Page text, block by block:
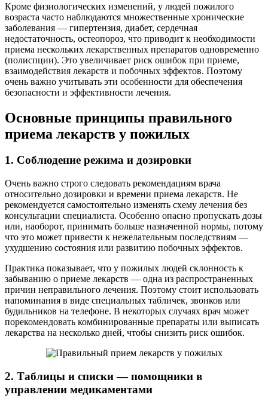
Кроме физиологических изменений, у людей пожилого
возраста часто наблюдаются множественные хронические
заболевания — гипертензия, диабет, сердечная
недостаточность, остеопороз, что приводит к необходимости
приема нескольких лекарственных препаратов одновременно
(полиспции). Это увеличивает риск ошибок при приеме,
взаимодействия лекарств и побочных эффектов. Поэтому
очень важно учитывать эти особенности для обеспечения
безопасности и эффективности лечения.
Основные принципы правильного
приема лекарств у пожилых
1. Соблюдение режима и дозировки
Очень важно строго следовать рекомендациям врача
относительно дозировки и времени приема лекарств. Не
рекомендуется самостоятельно изменять схему лечения без
консультации специалиста. Особенно опасно пропускать дозы
или, наоборот, принимать больше назначенной нормы, потому
что это может привести к нежелательным последствиям —
ухудшению состояния или развитию побочных эффектов.
Практика показывает, что у пожилых людей склонность к
забыванию о приеме лекарств — одна из распространенных
причин неправильного лечения. Поэтому стоит использовать
напоминания в виде специальных табличек, звонков или
будильников на телефоне. В некоторых случаях врач может
порекомендовать комбинированные препараты или выписать
лекарства на несколько дней, чтобы снизить риск ошибок.
2. Таблицы и списки — помощники в
управлении медикаментами